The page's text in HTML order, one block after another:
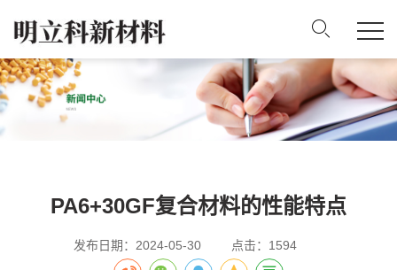
PA6+30GF复合材料的性能特点
发布日期：2024-05-30 点击：1594